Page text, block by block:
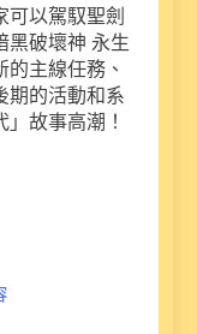
可以駕馭聖劍
黑破壞神 永生
主線任務、
期的活動和系
故事高潮！